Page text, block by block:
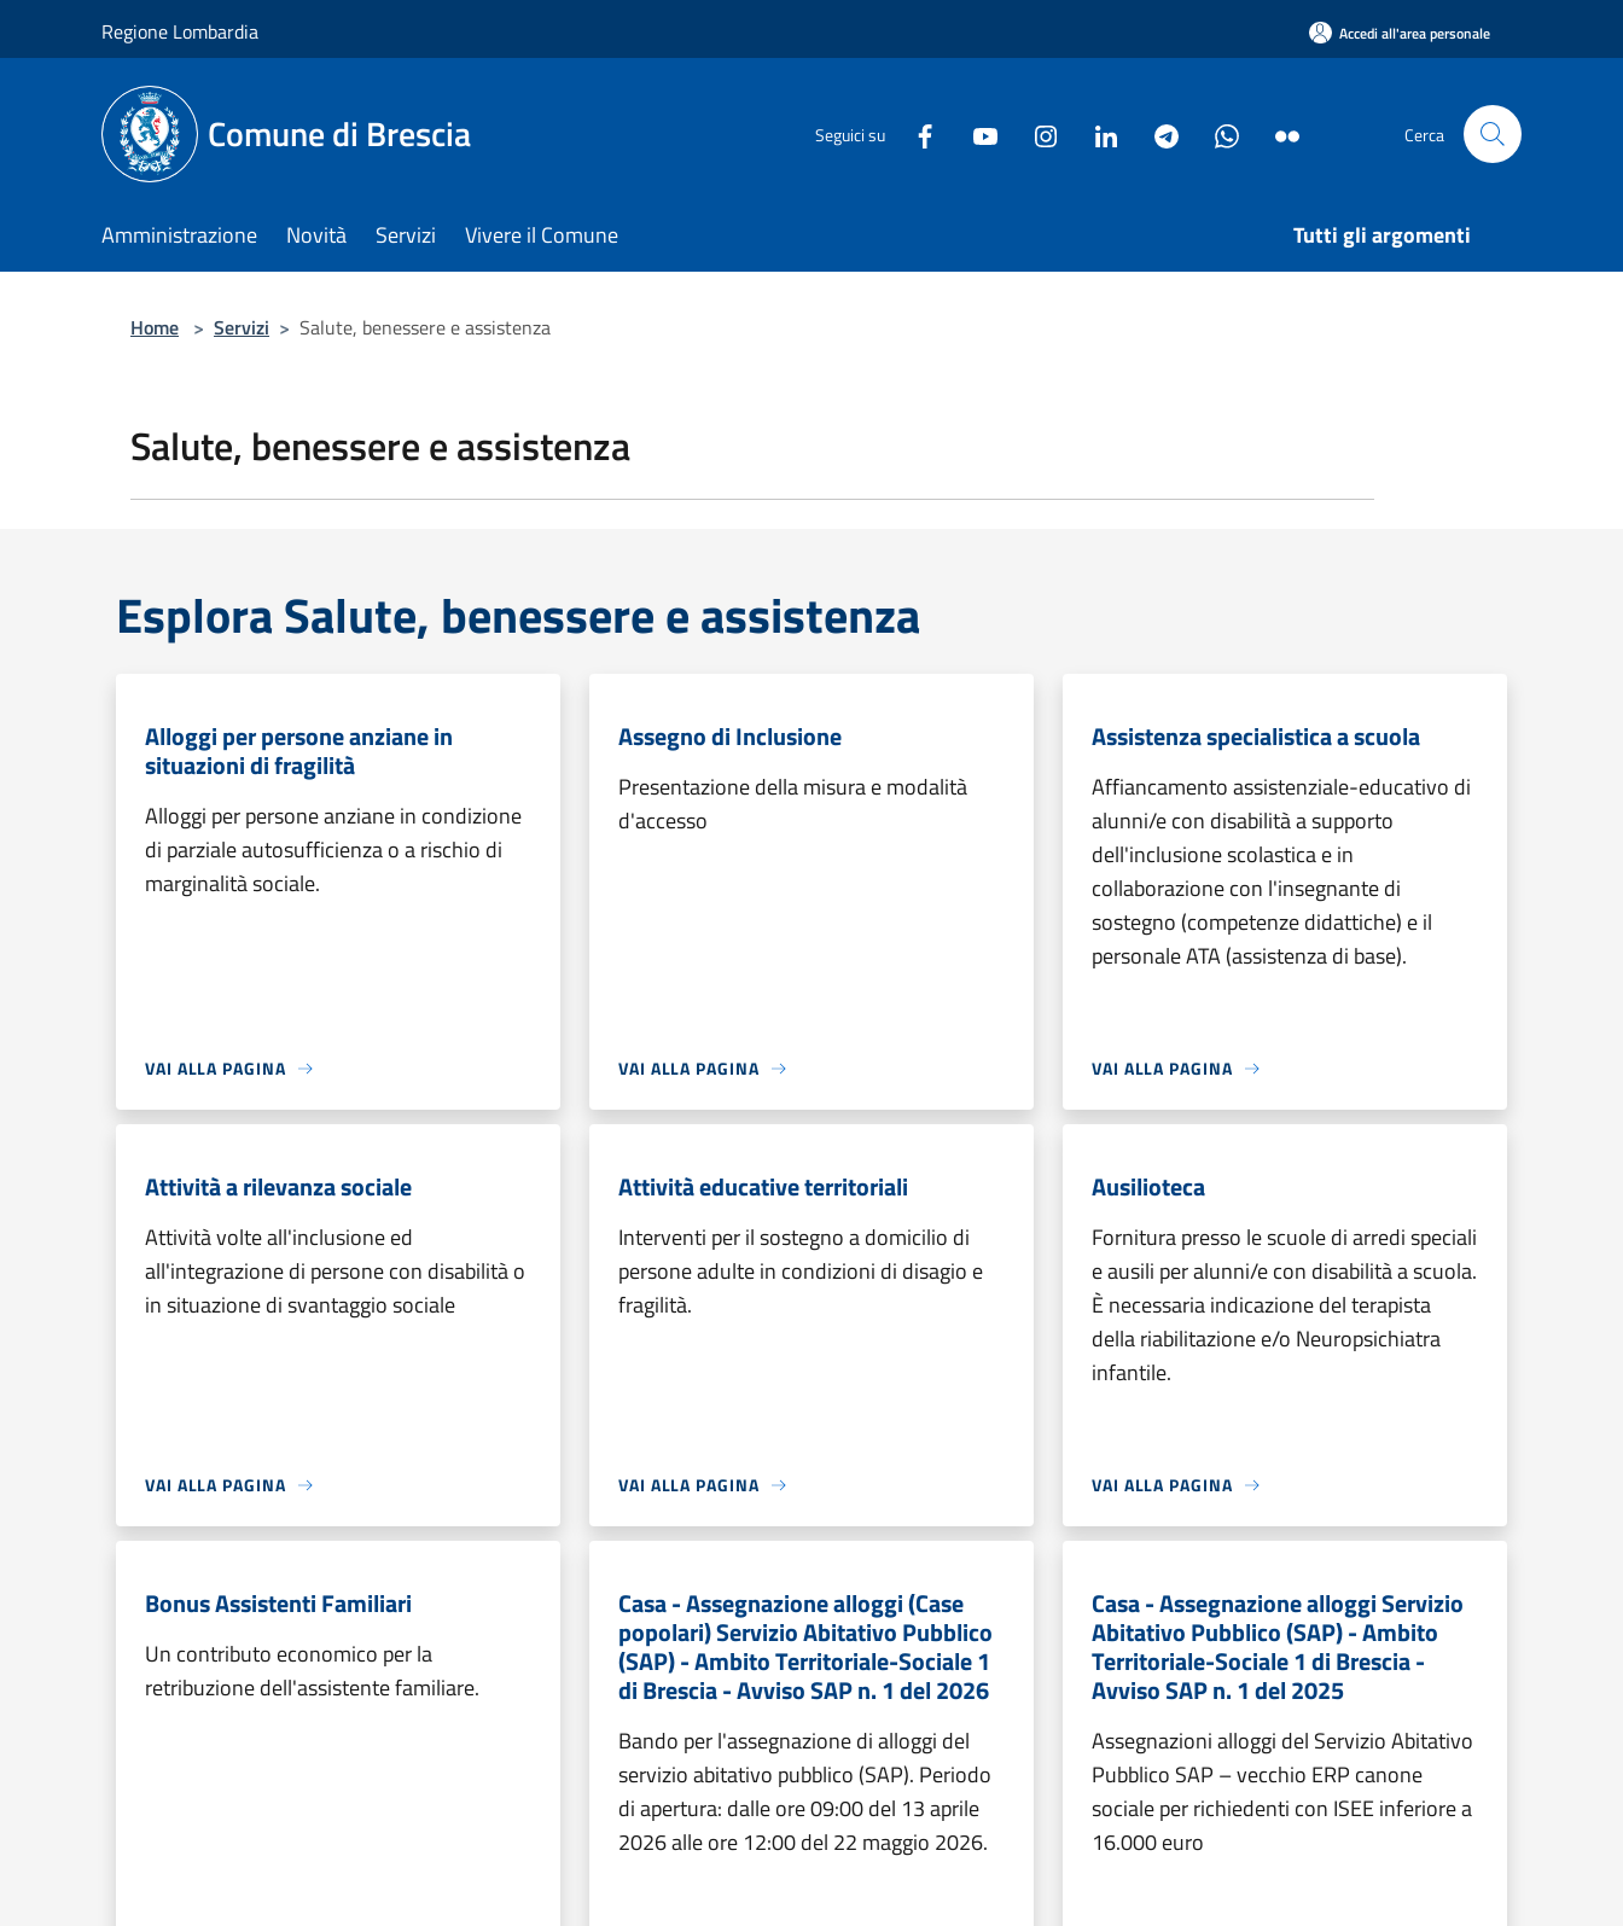
Regione Lombardia Accedi all'area personale
Comune di Brescia Seguici su Cerca
Amministrazione Novità Servizi Vivere il Comune Tutti gli argomenti
Home > Servizi > Salute, benessere e assistenza
Salute, benessere e assistenza
Esplora Salute, benessere e assistenza
Alloggi per persone anziane in
situazioni di fragilità
Alloggi per persone anziane in condizione
di parziale autosufficienza o a rischio di
marginalità sociale.
VAI ALLA PAGINA
Assegno di Inclusione
Presentazione della misura e modalità
d'accesso
VAI ALLA PAGINA
Assistenza specialistica a scuola
Affiancamento assistenziale-educativo di
alunni/e con disabilità a supporto
dell'inclusione scolastica e in
collaborazione con l'insegnante di
sostegno (competenze didattiche) e il
personale ATA (assistenza di base).
VAI ALLA PAGINA
Attività a rilevanza sociale
Attività volte all'inclusione ed
all'integrazione di persone con disabilità o
in situazione di svantaggio sociale
VAI ALLA PAGINA
Attività educative territoriali
Interventi per il sostegno a domicilio di
persone adulte in condizioni di disagio e
fragilità.
VAI ALLA PAGINA
Ausilioteca
Fornitura presso le scuole di arredi speciali
e ausili per alunni/e con disabilità a scuola.
È necessaria indicazione del terapista
della riabilitazione e/o Neuropsichiatra
infantile.
VAI ALLA PAGINA
Bonus Assistenti Familiari
Un contributo economico per la
retribuzione dell'assistente familiare.
Casa - Assegnazione alloggi (Case
popolari) Servizio Abitativo Pubblico
(SAP) - Ambito Territoriale-Sociale 1
di Brescia - Avviso SAP n. 1 del 2026
Bando per l'assegnazione di alloggi del
servizio abitativo pubblico (SAP). Periodo
di apertura: dalle ore 09:00 del 13 aprile
2026 alle ore 12:00 del 22 maggio 2026.
Casa - Assegnazione alloggi Servizio
Abitativo Pubblico (SAP) - Ambito
Territoriale-Sociale 1 di Brescia -
Avviso SAP n. 1 del 2025
Assegnazioni alloggi del Servizio Abitativo
Pubblico SAP – vecchio ERP canone
sociale per richiedenti con ISEE inferiore a
16.000 euro